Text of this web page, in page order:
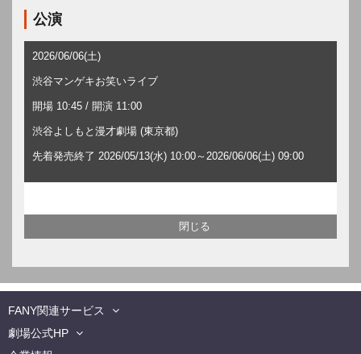
公演
2026/06/06(土)
渋谷マンゲキお笑いライブ
開場 10:45 / 開演 11:00
渋谷よしもと漫才劇場 (東京都)
先着発売終了 2026/05/13(水) 10:00～2026/06/06(土) 09:00
FANY関連サービス
劇場公式HP